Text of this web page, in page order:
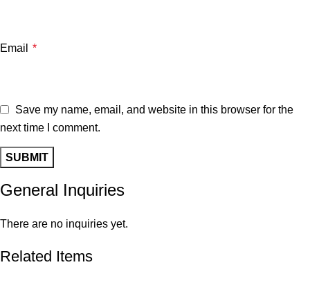
Email *
Save my name, email, and website in this browser for the
next time I comment.
General Inquiries
There are no inquiries yet.
Related Items